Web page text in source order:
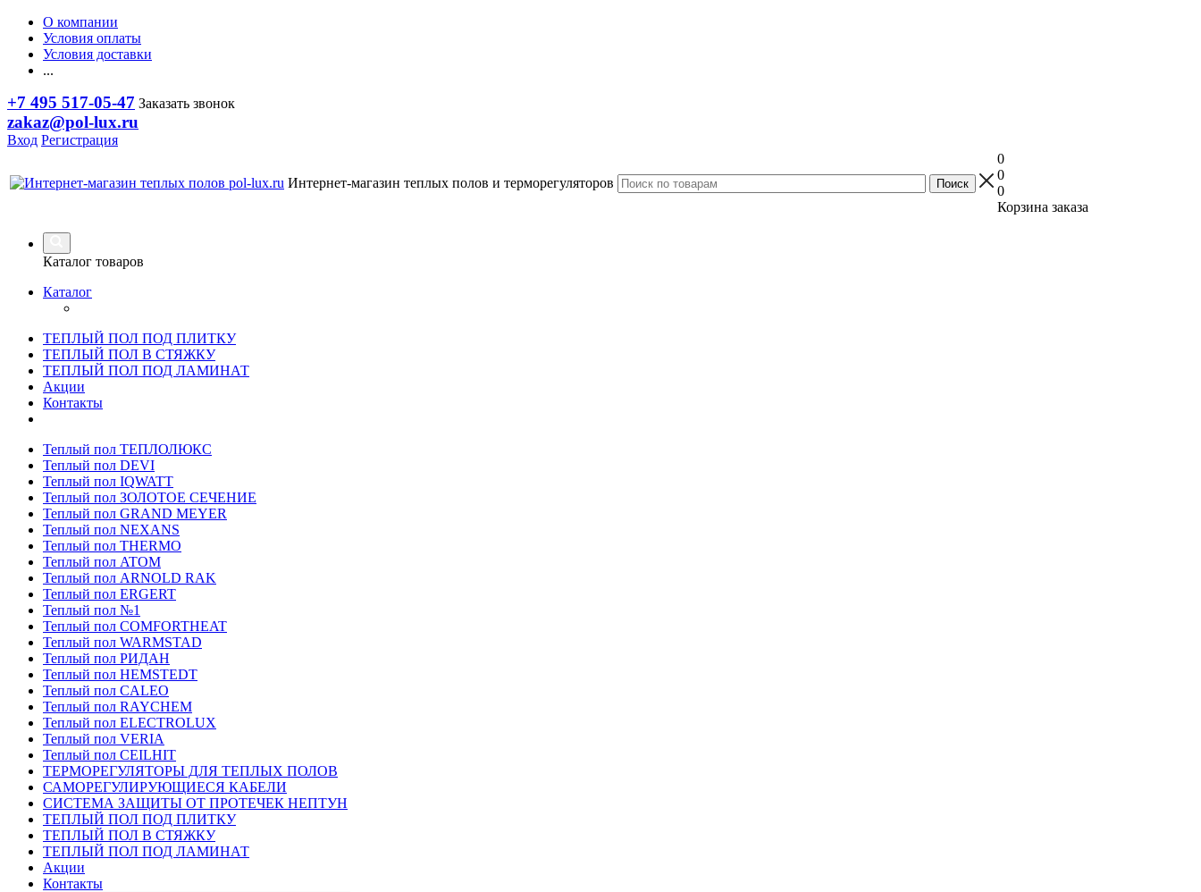
О компании
Условия оплаты
Условия доставки
...
+7 495 517-05-47 Заказать звонок
zakaz@pol-lux.ru
Вход Регистрация
Интернет-магазин теплых полов и терморегуляторов
0
0
0
Корзина заказа
Каталог товаров
Каталог
ТЕПЛЫЙ ПОЛ ПОД ПЛИТКУ
ТЕПЛЫЙ ПОЛ В СТЯЖКУ
ТЕПЛЫЙ ПОЛ ПОД ЛАМИНАТ
Акции
Контакты
Теплый пол ТЕПЛОЛЮКС
Теплый пол DEVI
Теплый пол IQWATT
Теплый пол ЗОЛОТОЕ СЕЧЕНИЕ
Теплый пол GRAND MEYER
Теплый пол NEXANS
Теплый пол THERMO
Теплый пол ATOM
Теплый пол ARNOLD RAK
Теплый пол ERGERT
Теплый пол №1
Теплый пол COMFORTHEAT
Теплый пол WARMSTAD
Теплый пол РИДАН
Теплый пол HEMSTEDT
Теплый пол CALEO
Теплый пол RAYCHEM
Теплый пол ELECTROLUX
Теплый пол VERIA
Теплый пол CEILHIT
ТЕРМОРЕГУЛЯТОРЫ ДЛЯ ТЕПЛЫХ ПОЛОВ
САМОРЕГУЛИРУЮЩИЕСЯ КАБЕЛИ
СИСТЕМА ЗАЩИТЫ ОТ ПРОТЕЧЕК НЕПТУН
ТЕПЛЫЙ ПОЛ ПОД ПЛИТКУ
ТЕПЛЫЙ ПОЛ В СТЯЖКУ
ТЕПЛЫЙ ПОЛ ПОД ЛАМИНАТ
Акции
Контакты